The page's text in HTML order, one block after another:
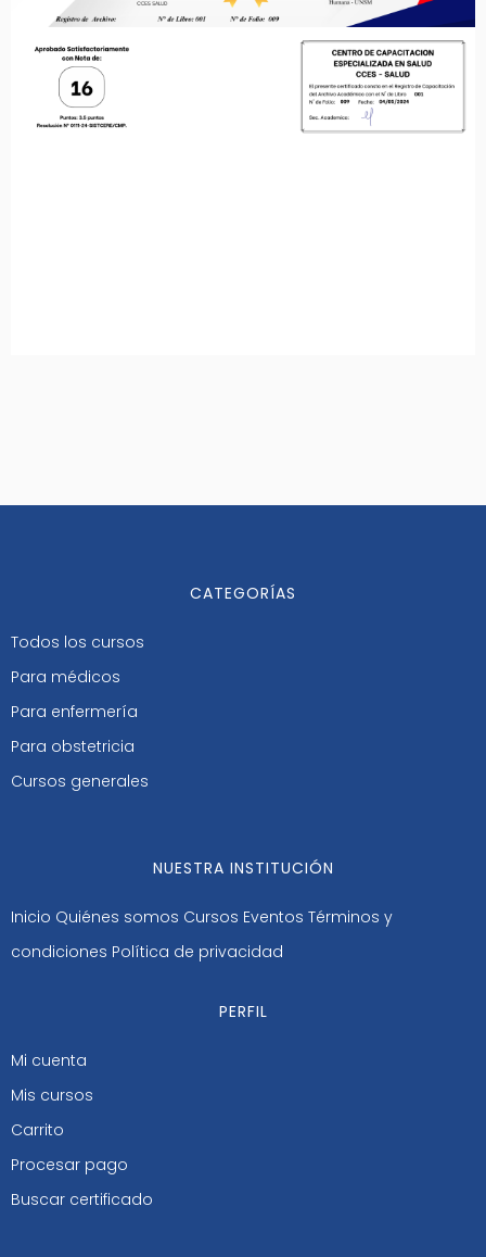
CATEGORÍAS
Todos los cursos
Para médicos
Para enfermería
Para obstetricia
Cursos generales
NUESTRA INSTITUCIÓN
Inicio Quiénes somos Cursos Eventos Términos y
condiciones Política de privacidad
PERFIL
Mi cuenta
Mis cursos
Carrito
Procesar pago
Buscar certificado